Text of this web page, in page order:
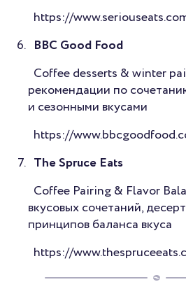
https://
BBC Good Food
Coffee desserts & winter
рекомендации по
и сезонными вкусами
https://
The Spruce Eats
Coffee Pairing & Flavor
вкусовых сочетаний,
принципов баланса вкуса
https://